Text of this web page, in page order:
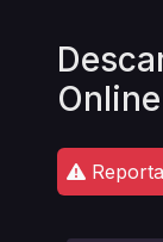
Online